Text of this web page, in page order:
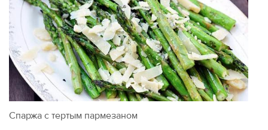
Спаржа с тертым пармезаном